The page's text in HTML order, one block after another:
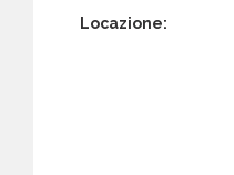
Locazione: